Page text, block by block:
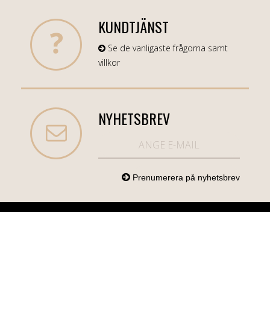
KUNDTJÄNST
Se de vanligaste frågorna samt
villkor
NYHETSBREV